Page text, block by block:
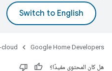
Google Home Developers
هل كان المحتوى مفيدًا؟